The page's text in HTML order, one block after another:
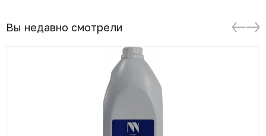
Вы недавно смотрели